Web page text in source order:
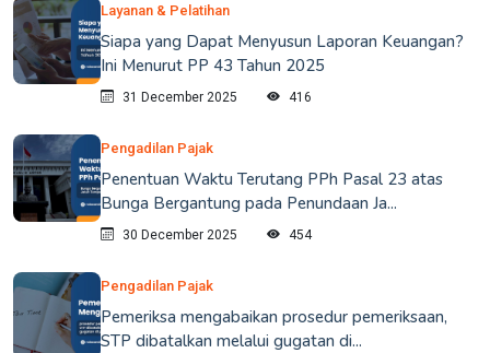
Layanan & Pelatihan
Siapa yang Dapat Menyusun Laporan Keuangan?
Ini Menurut PP 43 Tahun 2025
31 December 2025 416
Pengadilan Pajak
Penentuan Waktu Terutang PPh Pasal 23 atas
Bunga Bergantung pada Penundaan Ja...
30 December 2025 454
Pengadilan Pajak
Pemeriksa mengabaikan prosedur pemeriksaan,
STP dibatalkan melalui gugatan di...